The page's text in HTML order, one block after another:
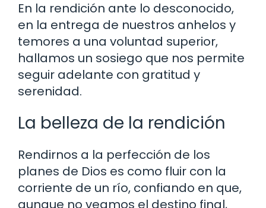
En la rendición ante lo desconocido,
en la entrega de nuestros anhelos y
temores a una voluntad superior,
hallamos un sosiego que nos permite
seguir adelante con gratitud y
serenidad.
La belleza de la rendición
Rendirnos a la perfección de los
planes de Dios es como fluir con la
corriente de un río, confiando en que,
aunque no veamos el destino final,